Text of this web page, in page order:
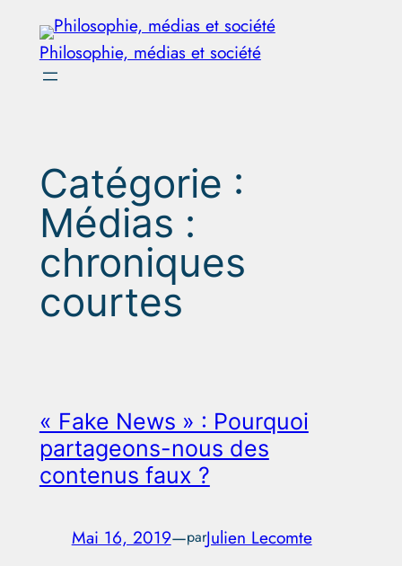
Aller
contenu
Philosophie, médias et société
Catégorie :
Médias :
chroniques
courtes
« Fake News » : Pourquoi
partageons-nous des
contenus faux ?
Mai 16, 2019—parJulien Lecomte